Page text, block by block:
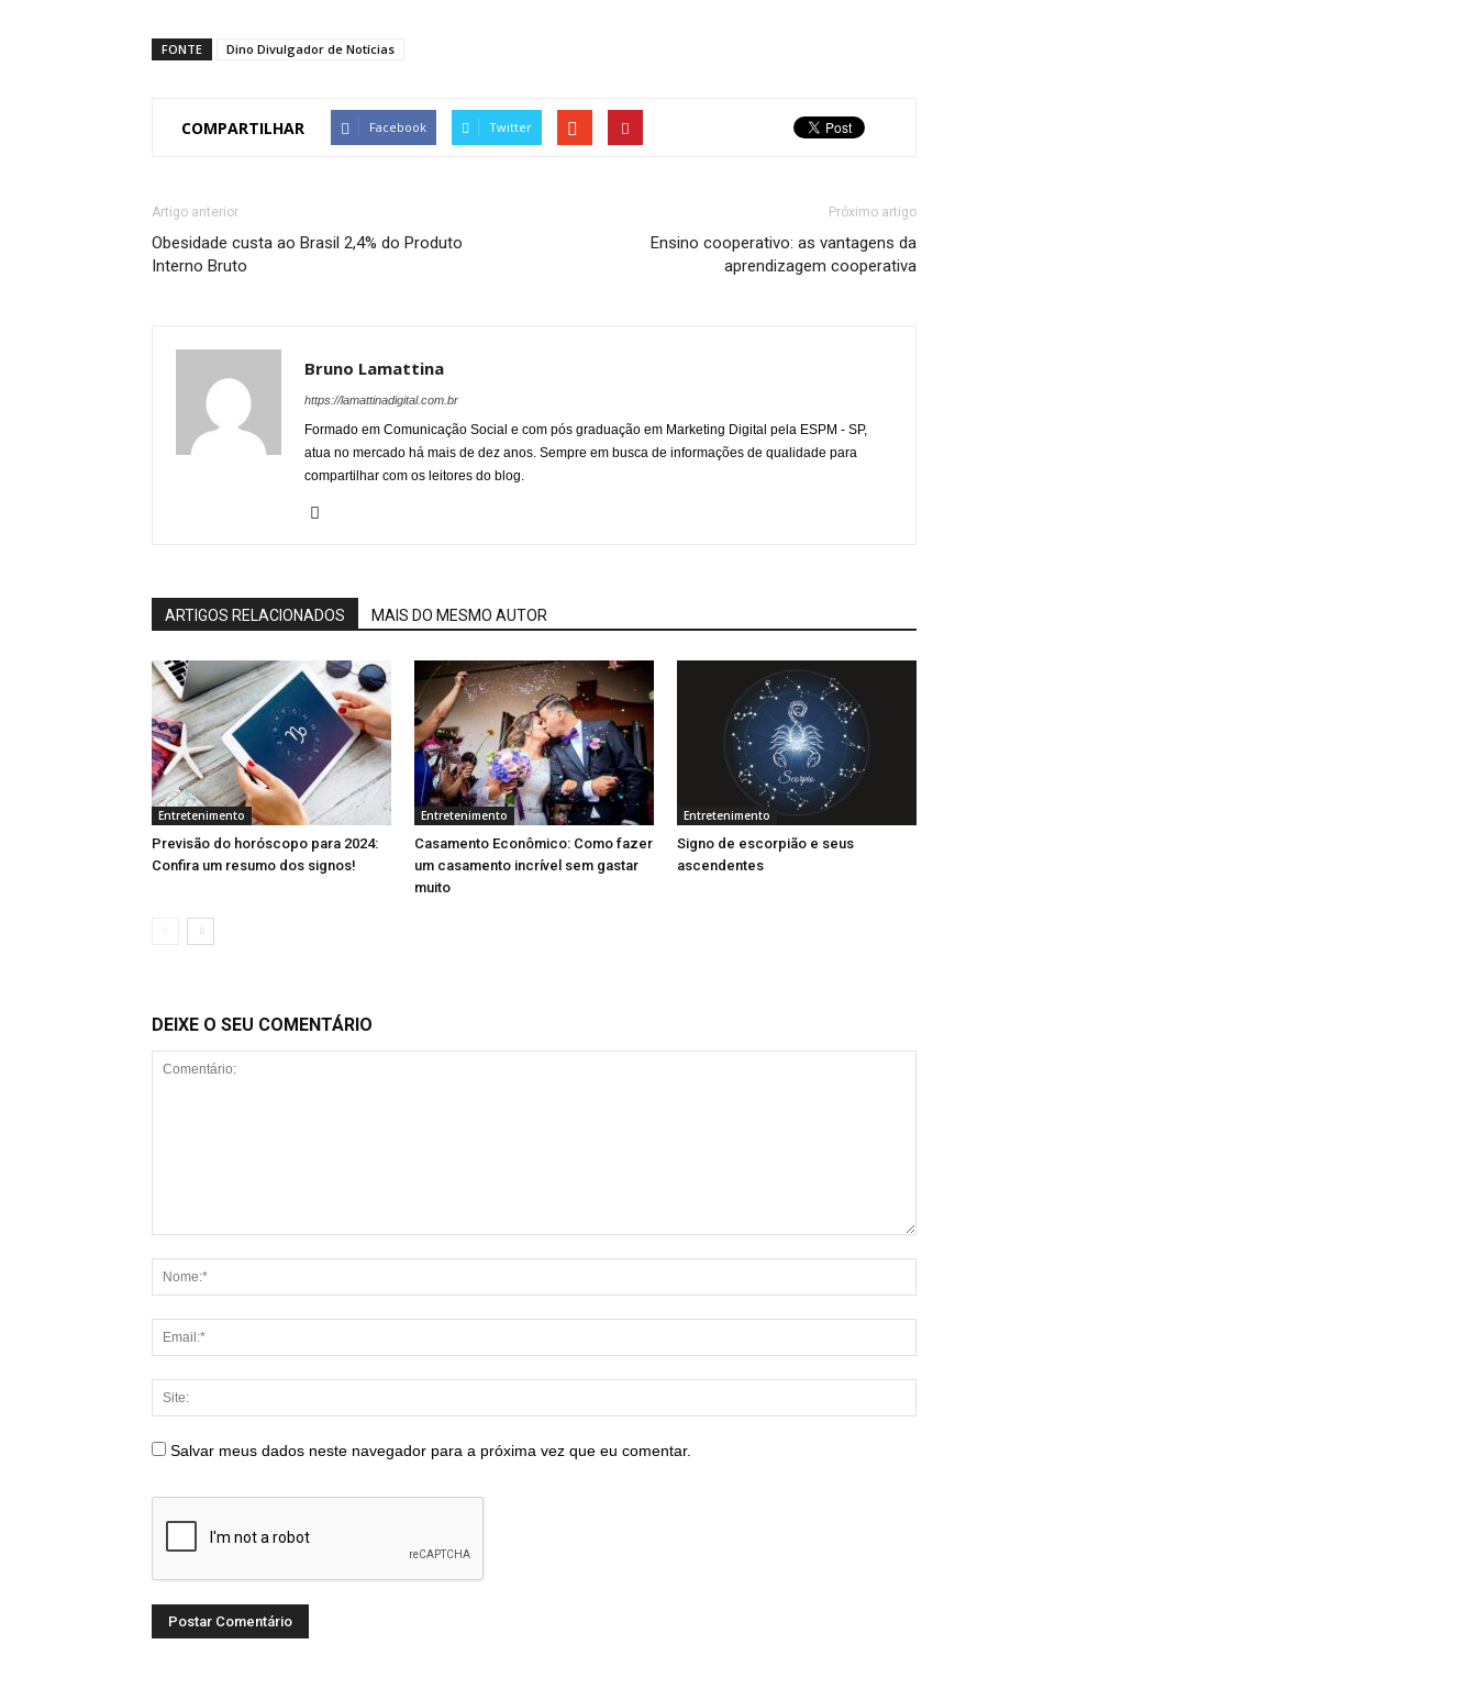
FONTE Dino Divulgador de Notícias
COMPARTILHAR Facebook Twitter
Artigo anterior
Obesidade custa ao Brasil 2,4% do Produto
Interno Bruto
Próximo artigo
Ensino cooperativo: as vantagens da
aprendizagem cooperativa
Bruno Lamattina
https://lamattinadigital.com.br
Formado em Comunicação Social e com pós graduação em Marketing Digital pela ESPM - SP,
atua no mercado há mais de dez anos. Sempre em busca de informações de qualidade para
compartilhar com os leitores do blog.
ARTIGOS RELACIONADOS MAIS DO MESMO AUTOR
Entretenimento
Previsão do horóscopo para 2024:
Confira um resumo dos signos!
Entretenimento
Casamento Econômico: Como fazer
um casamento incrível sem gastar
muito
Entretenimento
Signo de escorpião e seus
ascendentes
DEIXE O SEU COMENTÁRIO
Salvar meus dados neste navegador para a próxima vez que eu comentar.